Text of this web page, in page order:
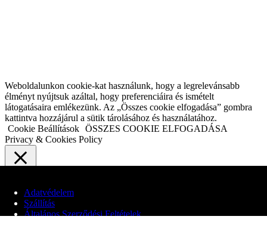
Adatvédelem
Szállítás
Általános Szerződési Feltételek
Weboldalunkon cookie-kat használunk, hogy a legrelevánsabb
élményt nyújtsuk azáltal, hogy preferenciáira és ismételt
látogatásaira emlékezünk. Az „Összes cookie elfogadása” gombra
kattintva hozzájárul a sütik tárolásához és használatához.
Cookie Beállítások ÖSSZES COOKIE ELFOGADÁSA
Privacy & Cookies Policy
Adatvédelmi áttekintés